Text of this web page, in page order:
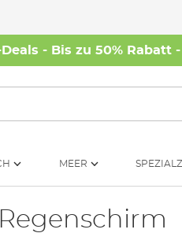
- Bis zu 50% Rabatt -
MEER
Regenschirm